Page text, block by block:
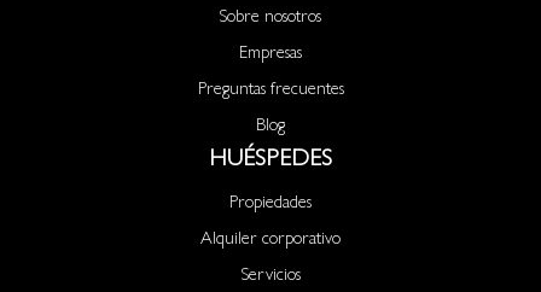
Sobre nosotros
Empresas
Preguntas frecuentes
Blog
HUÉSPEDES
Propiedades
Alquiler corporativo
Servicios